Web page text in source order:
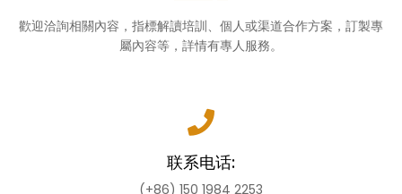
歡迎洽詢相關內容，指標解讀培訓、個人或渠道合作方案，訂製專
屬內容等，詳情有專人服務。
联系电话:
(+86) 150 1984 2253